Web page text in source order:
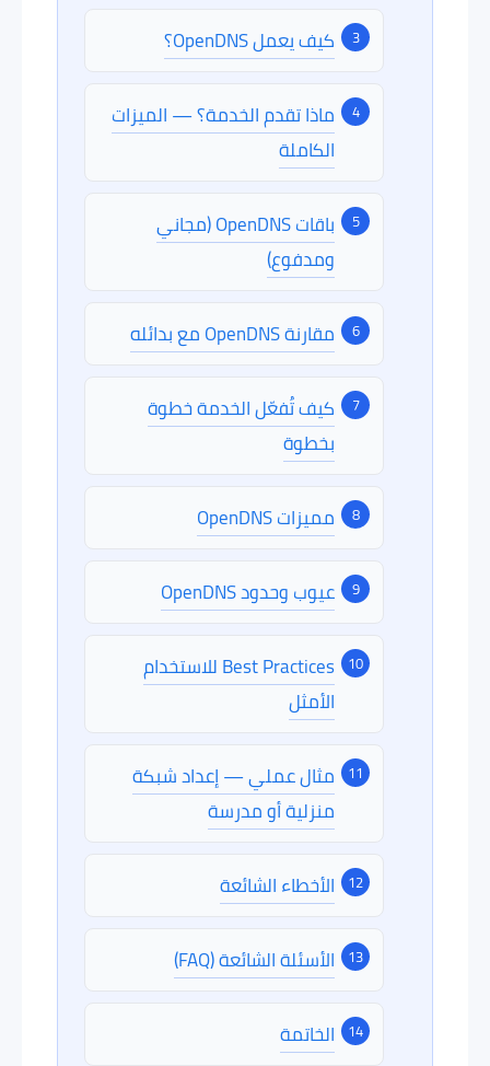
كيف يعمل OpenDNS؟
ماذا تقدم الخدمة؟ — الميزات
الكاملة
باقات OpenDNS (مجاني
ومدفوع)
مقارنة OpenDNS مع بدائله
كيف تُفعّل الخدمة خطوة
بخطوة
مميزات OpenDNS
عيوب وحدود OpenDNS
Best Practices للاستخدام
الأمثل
مثال عملي — إعداد شبكة
منزلية أو مدرسة
الأخطاء الشائعة
الأسئلة الشائعة (FAQ)
الخاتمة